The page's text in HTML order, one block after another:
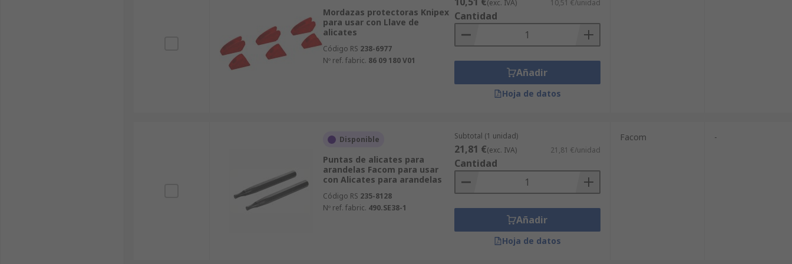
Mordazas protectoras Knipex
para usar con Llave de
alicates
Código RS 238-6977
Nº ref. fabric. 86 09 180 V01
(exc. IVA) 10,51 €/unidad
Cantidad
Añadir
Hoja de datos
Disponible
Puntas de alicates para
arandelas Facom para usar
con Alicates para arandelas
Código RS 235-8128
Nº ref. fabric. 490.SE38-1
Subtotal (1 unidad)
21,81 €(exc. IVA) 21,81 €/unidad
Cantidad
Añadir
Hoja de datos
Facom -